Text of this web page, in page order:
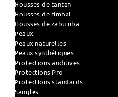
Housses de tantan
Housses de timbal
Housses de zabumba
Peaux
Peaux naturelles
Peaux synthétiques
Protections auditives
Protections Pro
Protections standards
Sangles